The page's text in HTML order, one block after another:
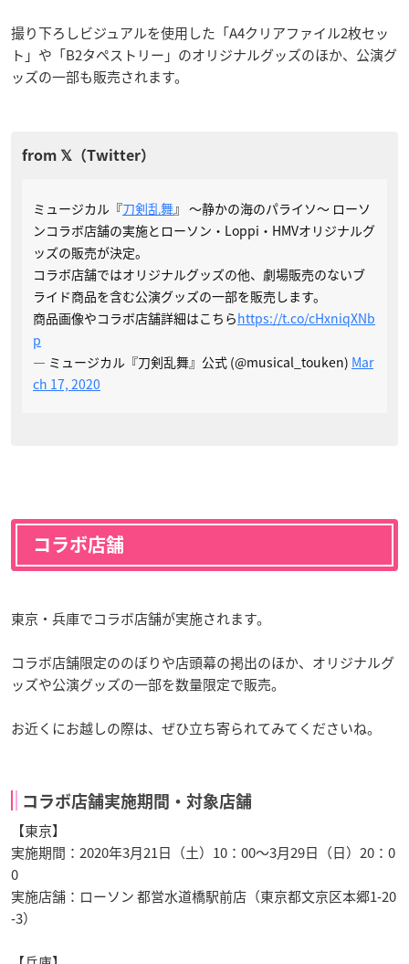
撮り下ろしビジュアルを使用した「A4クリアファイル2枚セッ
ト」や「B2タペストリー」のオリジナルグッズのほか、公演グ
ッズの一部も販売されます。
ミュージカル『刀剣乱舞』 ～静かの海のパライソ～ ローソ
ンコラボ店舗の実施とローソン・Loppi・HMVオリジナルグ
ッズの販売が決定。
コラボ店舗ではオリジナルグッズの他、劇場販売のないブ
ライド商品を含む公演グッズの一部を販売します。
商品画像やコラボ店舗詳細はこちらhttps://t.co/cHxniqXNb
p
— ミュージカル『刀剣乱舞』公式 (@musical_touken) Mar
ch 17, 2020
コラボ店舗
東京・兵庫でコラボ店舗が実施されます。
コラボ店舗限定ののぼりや店頭幕の掲出のほか、オリジナルグ
ッズや公演グッズの一部を数量限定で販売。
お近くにお越しの際は、ぜひ立ち寄られてみてくださいね。
コラボ店舗実施期間・対象店舗
【東京】
実施期間：2020年3月21日（土）10：00～3月29日（日）20：0
0
実施店舗：ローソン 都営水道橋駅前店（東京都文京区本郷1‐20
‐3）